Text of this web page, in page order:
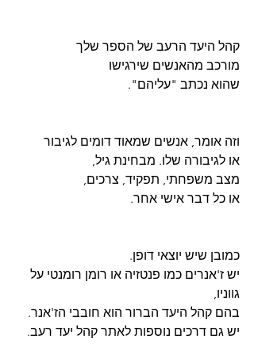
קהל היעד הרעב של הספר שלך
מורכב מהאנשים שירגישו
שהוא נכתב "עליהם".
וזה אומר, אנשים שמאוד דומים לגיבור
או לגיבורה שלו. מבחינת גיל,
מצב משפחתי, תפקיד, צרכים,
או כל דבר אישי אחר.
כמובן שיש יוצאי דופן.
יש ז'אנרים כמו פנטזיה או רומן רומנטי על
גווניו,
בהם קהל היעד הברור הוא חובבי הז'אנר.
יש גם דרכים נוספות לאתר קהל יעד רעב.